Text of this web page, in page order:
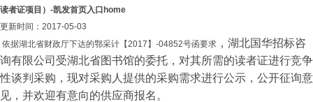
读者证项目）-凯发首页入口home
更新时间：2017-05-03
依据湖北省财政厅下达的鄂采计【2017】-04852号函要求 ， 湖北国华招标咨
询有限公司 受湖北省图书馆的委托，对其所需的读者证进行竞争
性谈判 采购 ， 现对采购人提供的采购需求进行公示，公开征询意
见，并欢迎有意向的供应商报名。